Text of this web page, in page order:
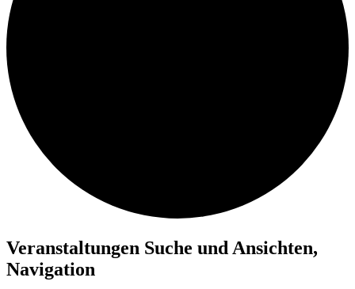
Veranstaltungen Suche und Ansichten,
Navigation